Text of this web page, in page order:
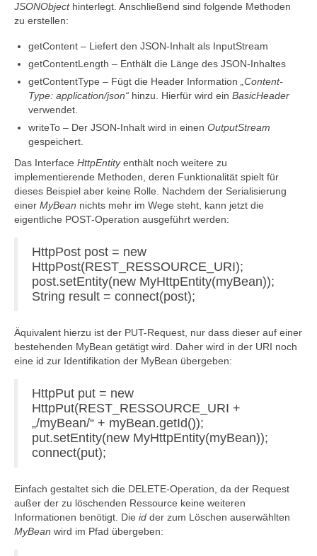
JSONObjecthinterlegt. Anschließend sind folgende Methoden
zu erstellen:
getContent – Liefert den JSON-Inhalt als InputStream
getContentLength – Enthält die Länge des JSON-Inhaltes
getContentType – Fügt die Header Information
„Content-
Type: application/json“ hinzu. Hierfür wird ein BasicHeader
verwendet.
writeTo – Der JSON-Inhalt wird in einen OutputStream
gespeichert.
Das Interface HttpEntityenthält noch weitere zu
implementierende Methoden, deren Funktionalität spielt für
dieses Beispiel aber keine Rolle. Nachdem der Serialisierung
einer MyBean nichts mehr im Wege steht, kann jetzt die
eigentliche POST-Operation ausgeführt werden:
HttpPost post = new
HttpPost(REST_RESSOURCE_URI);
post.setEntity(new MyHttpEntity(myBean));
String result = connect(post);
Äquivalent hierzu ist der PUT-Request, nur dass dieser auf einer
bestehenden MyBean getätigt wird. Daher wird in der URI noch
eine id zur Identifikation der MyBean übergeben:
HttpPut put = new
HttpPut(REST_RESSOURCE_URI +
„/myBean/“ + myBean.getId());
put.setEntity(new MyHttpEntity(myBean));
connect(put);
Einfach gestaltet sich die DELETE-Operation, da der Request
außer der zu löschenden Ressource keine weiteren
Informationen benötigt. Die id der zum Löschen auserwählten
MyBean wird im Pfad übergeben: